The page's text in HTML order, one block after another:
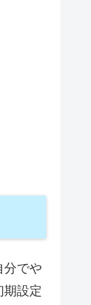
分でや
期設定